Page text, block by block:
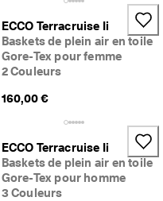
ECCO Terracruise Ii
Baskets de plein air en toile
Gore-Tex pour femme
2 Couleurs
160,00 €
ECCO Terracruise Ii
Baskets de plein air en toile
Gore-Tex pour homme
3 Couleurs